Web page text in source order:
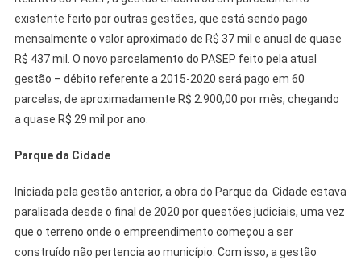
existente feito por outras gestões, que está sendo pago
mensalmente o valor aproximado de R$ 37 mil e anual de quase
R$ 437 mil. O novo parcelamento do PASEP feito pela atual
gestão – débito referente a 2015-2020 será pago em 60
parcelas, de aproximadamente R$ 2.900,00 por mês, chegando
a quase R$ 29 mil por ano.
Parque da Cidade
Iniciada pela gestão anterior, a obra do Parque da Cidade estava
paralisada desde o final de 2020 por questões judiciais, uma vez
que o terreno onde o empreendimento começou a ser
construído não pertencia ao município. Com isso, a gestão